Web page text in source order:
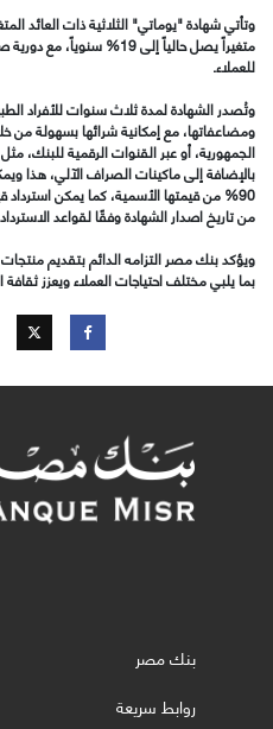
وتأتي شهادة "يوماتي" الثلاثية ذات العائد
متغيراً يصل حالياً إلى 19%
للعملاء.
ومضاعفاتها، مع إمكانية شرائها بسهولة من
بالإضافة إلى ماكينات الصراف الآلي، هذا
من تاريخ اصدار الشهادة وفقًا لقواعد
ويؤكد بنك مصر التزامه الدائم بتقديم منتجات
بما يلبي مختلف احتياجات العملاء ويعزز ثقافة
بنك مصر
روابط سريعة